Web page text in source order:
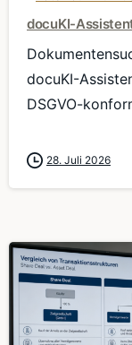
docuKI-
docuKI-
DSGVO-
28. Juli 2026